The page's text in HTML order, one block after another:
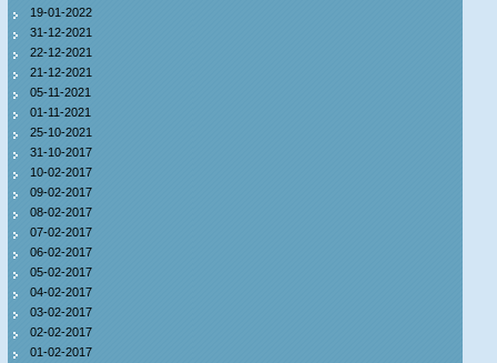
19-01-2022
31-12-2021
22-12-2021
21-12-2021
05-11-2021
01-11-2021
25-10-2021
31-10-2017
10-02-2017
09-02-2017
08-02-2017
07-02-2017
06-02-2017
05-02-2017
04-02-2017
03-02-2017
02-02-2017
01-02-2017